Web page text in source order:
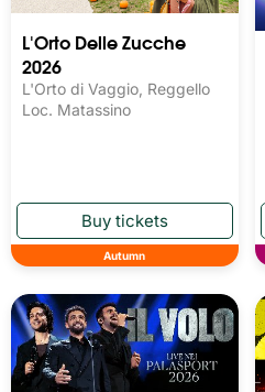
L'Orto Delle Zucche
2026
L'Orto di Vaggio, Reggello
Loc. Matassino
Autumn